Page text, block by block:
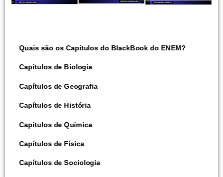
Quais são os Capítulos do BlackBook do ENEM?
Capítulos de Biologia
Capítulos de Geografia
Capítulos de História
Capítulos de Química
Capítulos de Física
Capítulos de Sociologia